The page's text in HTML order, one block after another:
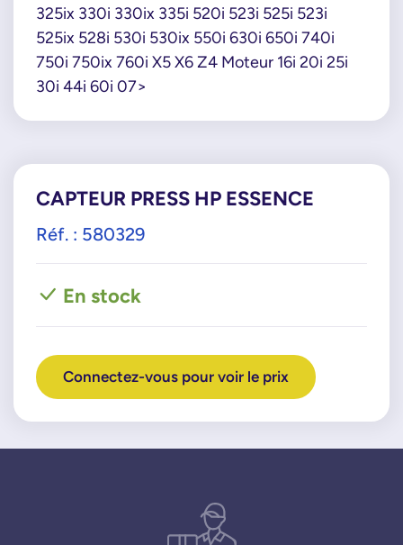
325ix 330i 330ix 335i 520i 523i 525i 523i
525ix 528i 530i 530ix 550i 630i 650i 740i
750i 750ix 760i X5 X6 Z4 Moteur 16i 20i 25i
30i 44i 60i 07>
CAPTEUR PRESS HP ESSENCE
Réf. : 580329
En stock
Connectez-vous pour voir le prix